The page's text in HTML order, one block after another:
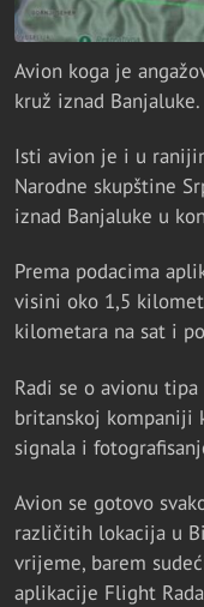
Avion koga je
kruž iznad Banjaluke.
Isti avion je i u
Narodne skupštine
iznad Banjaluke u
Prema podacima
visini oko 1,5
kilometara na sat i
Radi se o avionu
britanskoj kompaniji
signala i
Avion se gotovo
različitih lokacija u
vrijeme, barem
aplikacije Flight